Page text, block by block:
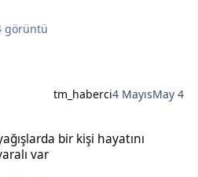
görüntü
tm_haberci4 MayısMay 4
bir kişi hayatını
var